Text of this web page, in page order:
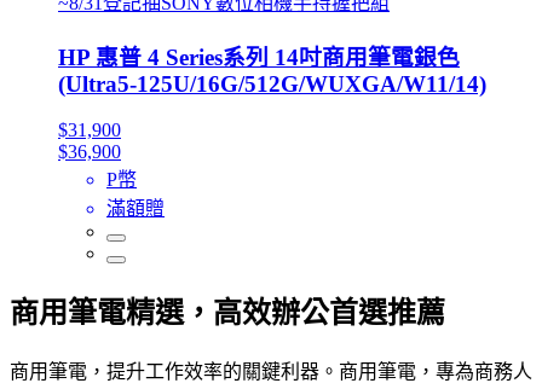
HP 惠普 4 Series系列 14吋商用筆電銀色
(Ultra5-125U/16G/512G/WUXGA/W11/14)
$31,900
$36,900
P幣
滿額贈
商用筆電精選，高效辦公首選推薦
商用筆電，提升工作效率的關鍵利器。商用筆電，專為商務人